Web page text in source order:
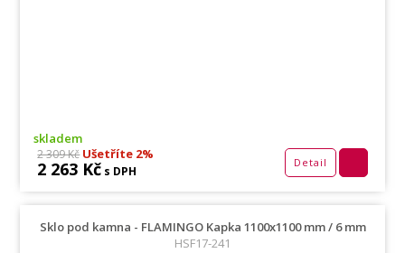
skladem
2 309 KčUšetříte 2%
2 263 Kč s DPH
Detail
Sklo pod kamna - FLAMINGO Kapka 1100x1100 mm / 6 mm
HSF17-241